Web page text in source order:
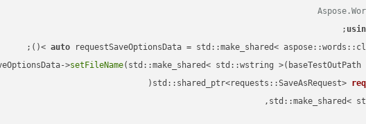
auto
>setFileName(std::make_shared< std::wstring >(baseTestOutPath
std::shared_ptr<requests::SaveAsRequest>